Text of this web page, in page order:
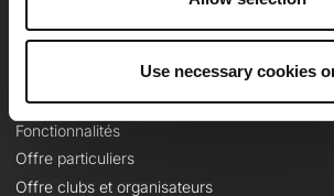
Use necessary cookies
Le Mag'
Fonds de cartes topographiques
Fonctionnalités
Offre particuliers
Offre clubs et organisateurs